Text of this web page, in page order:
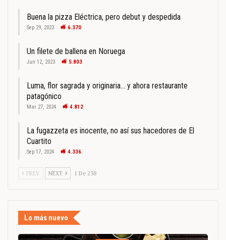
Buena la pizza Eléctrica, pero debut y despedida
Sep 29, 2023 6.370
Un filete de ballena en Noruega
Jun 12, 2023 5.803
Luma, flor sagrada y originaria… y ahora restaurante
patagónico
Mar 27, 2024 4.812
La fugazzeta es inocente, no así sus hacedores de El
Cuartito
Sep 17, 2024 4.336
PREV NEXT 1 De 238
Lo más nuevo